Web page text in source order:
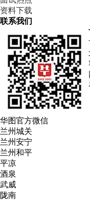
资料下载
联系我们
华图官方微信
兰州城关
兰州安宁
兰州和平
平凉
酒泉
武威
陇南